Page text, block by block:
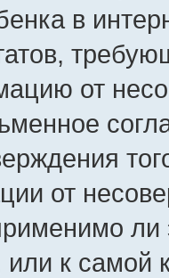
в
от
от
ли
к самой